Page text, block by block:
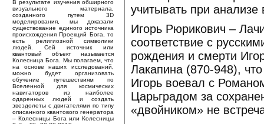
В результате изучения обширного
визуального материала,
созданного путем 3D
моделирования, мы доказали
существование единого источника
происхождения Проекций Бога, то
есть религиозной символики
людей. Сей источник или
квантовый объект называется
Колесница Бога. Мы полагаем, что
на основе наших исследований,
можно будет организовать
обучение путешествиям по
Вселенной для космических
навигаторов из наиболее
одаренных людей и создать
звездолеты с двигателями по типу
описанного квантового генератора
– Колесницы Бога или Колесницы
учитывать при анализе
Игорь Рюрикович –
соответствие с
рождения и смерти
Лакапина (870-948),
Игорь воевал с
Царьградом за
«двойником» не